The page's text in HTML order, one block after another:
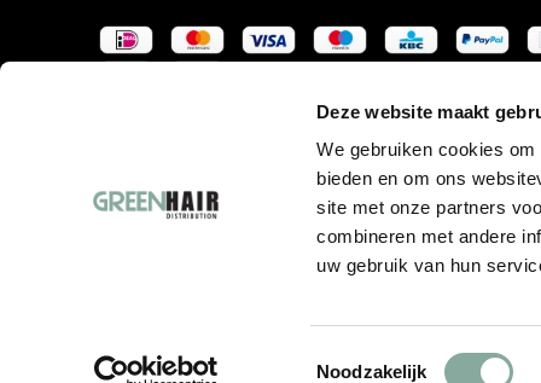
Deze website maakt
We gebruiken cookies
bieden en om ons
site met onze partners
combineren met andere
uw gebruik van hun
Toestemmingsselectie
Noodzakelijk